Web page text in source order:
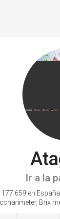
Ir a la
en
Brix